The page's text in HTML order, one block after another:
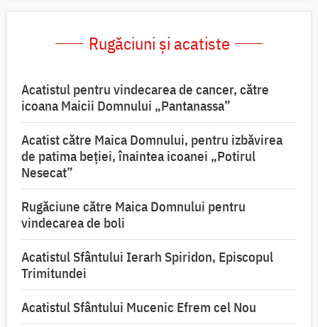
Rugăciuni și acatiste
Acatistul pentru vindecarea de cancer, către
icoana Maicii Domnului „Pantanassa”
Acatist către Maica Domnului, pentru izbăvirea
de patima beției, înaintea icoanei „Potirul
Nesecat”
Rugăciune către Maica Domnului pentru
vindecarea de boli
Acatistul Sfântului Ierarh Spiridon, Episcopul
Trimitundei
Acatistul Sfântului Mucenic Efrem cel Nou